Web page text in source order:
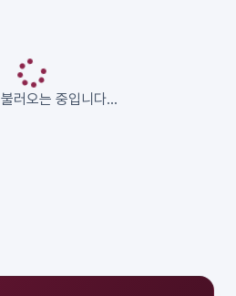
러오는 중입니다...